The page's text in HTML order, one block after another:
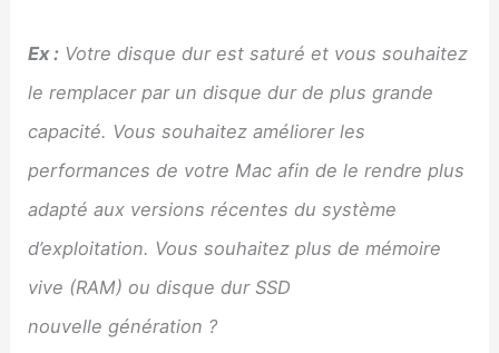
Ex : Votre disque dur est saturé et vous souhaitez
le remplacer par un disque dur de plus grande
capacité. Vous souhaitez améliorer les
performances de votre Mac afin de le rendre plus
adapté aux versions récentes du système
d’exploitation. Vous souhaitez plus de mémoire
vive (RAM) ou disque dur SSD
nouvelle génération ?